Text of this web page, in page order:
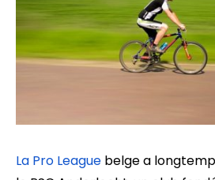
La Pro League belge a